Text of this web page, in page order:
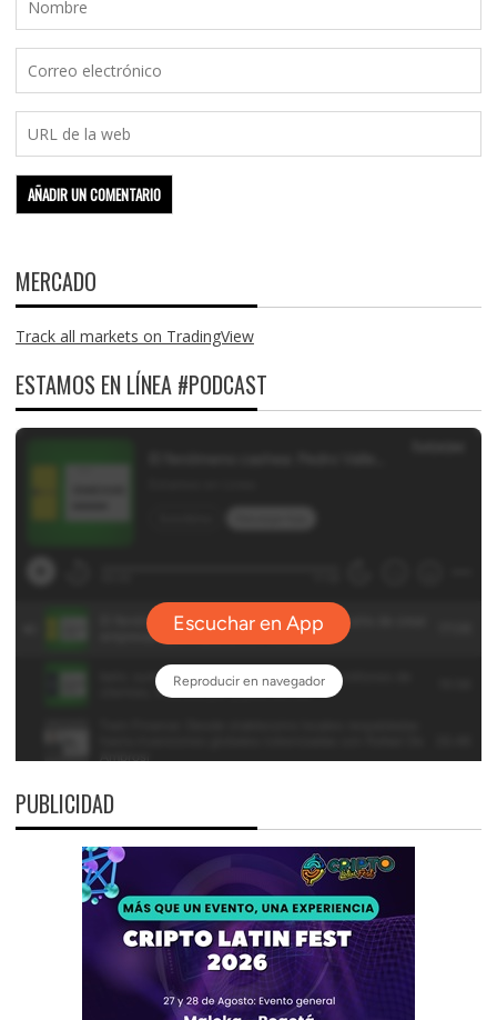
MERCADO
Track all markets on TradingView
ESTAMOS EN LÍNEA #PODCAST
PUBLICIDAD